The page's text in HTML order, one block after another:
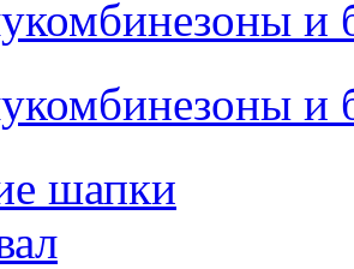
и
и
шапки